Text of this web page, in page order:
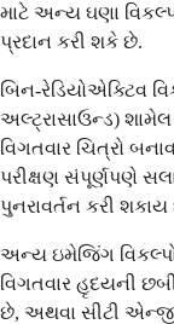
માટે અન્ય ઘણા
પ્રદાન કરી શકે છે.
બિન-રેડિયોએક્ટિવ
અલ્ટ્રાસાઉન્ડ)
વિગતવાર ચિત્રો
પરીક્ષણ સંપૂર્ણપણે
પુનરાવર્તન કરી શકાય
અન્ય ઇમેજિંગ
વિગતવાર હૃદયની
છે, અથવા સીટી